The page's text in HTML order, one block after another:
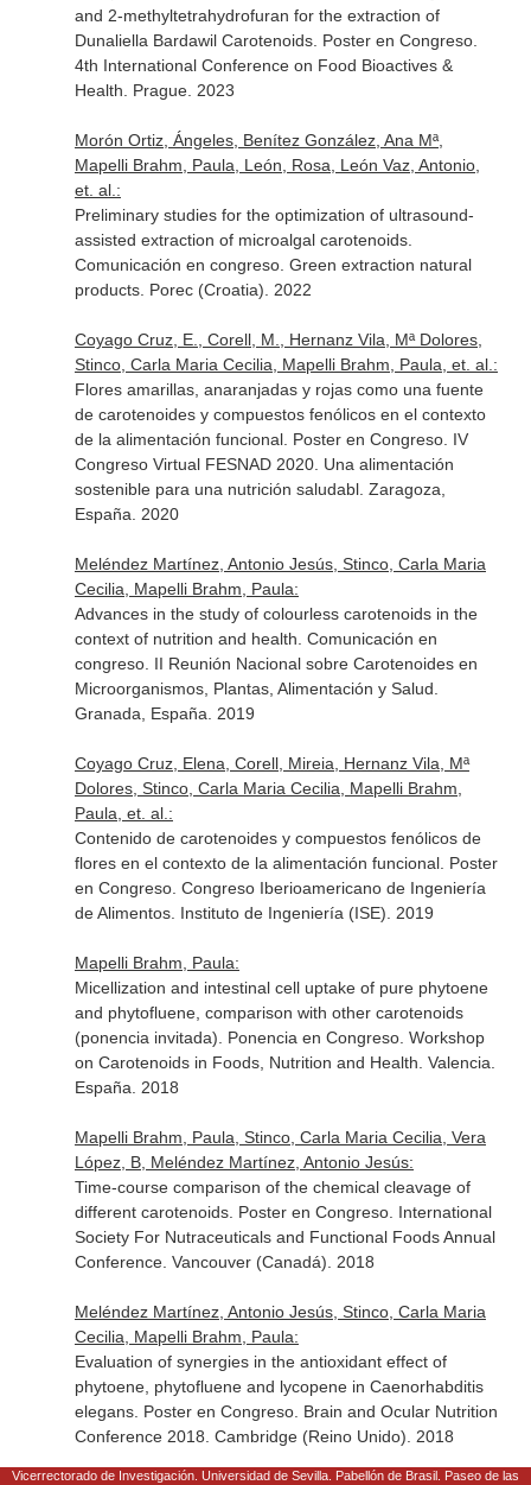
and 2-methyltetrahydrofuran for the extraction of
Dunaliella Bardawil Carotenoids. Poster en Congreso.
4th International Conference on Food Bioactives &
Health. Prague. 2023
Morón Ortiz, Ángeles, Benítez González, Ana Mª,
Mapelli Brahm, Paula, León, Rosa, León Vaz, Antonio,
et. al.:
Preliminary studies for the optimization of ultrasound-
assisted extraction of microalgal carotenoids.
Comunicación en congreso. Green extraction natural
products. Porec (Croatia). 2022
Coyago Cruz, E., Corell, M., Hernanz Vila, Mª Dolores,
Stinco, Carla Maria Cecilia, Mapelli Brahm, Paula, et. al.:
Flores amarillas, anaranjadas y rojas como una fuente
de carotenoides y compuestos fenólicos en el contexto
de la alimentación funcional. Poster en Congreso. IV
Congreso Virtual FESNAD 2020. Una alimentación
sostenible para una nutrición saludabl. Zaragoza,
España. 2020
Meléndez Martínez, Antonio Jesús, Stinco, Carla Maria
Cecilia, Mapelli Brahm, Paula:
Advances in the study of colourless carotenoids in the
context of nutrition and health. Comunicación en
congreso. II Reunión Nacional sobre Carotenoides en
Microorganismos, Plantas, Alimentación y Salud.
Granada, España. 2019
Coyago Cruz, Elena, Corell, Mireia, Hernanz Vila, Mª
Dolores, Stinco, Carla Maria Cecilia, Mapelli Brahm,
Paula, et. al.:
Contenido de carotenoides y compuestos fenólicos de
flores en el contexto de la alimentación funcional. Poster
en Congreso. Congreso Iberioamericano de Ingeniería
de Alimentos. Instituto de Ingeniería (ISE). 2019
Mapelli Brahm, Paula:
Micellization and intestinal cell uptake of pure phytoene
and phytofluene, comparison with other carotenoids
(ponencia invitada). Ponencia en Congreso. Workshop
on Carotenoids in Foods, Nutrition and Health. Valencia.
España. 2018
Mapelli Brahm, Paula, Stinco, Carla Maria Cecilia, Vera
López, B, Meléndez Martínez, Antonio Jesús:
Time-course comparison of the chemical cleavage of
different carotenoids. Poster en Congreso. International
Society For Nutraceuticals and Functional Foods Annual
Conference. Vancouver (Canadá). 2018
Meléndez Martínez, Antonio Jesús, Stinco, Carla Maria
Cecilia, Mapelli Brahm, Paula:
Evaluation of synergies in the antioxidant effect of
phytoene, phytofluene and lycopene in Caenorhabditis
elegans. Poster en Congreso. Brain and Ocular Nutrition
Conference 2018. Cambridge (Reino Unido). 2018
Vicerrectorado de Investigación. Universidad de Sevilla. Pabellón de Brasil. Paseo de las